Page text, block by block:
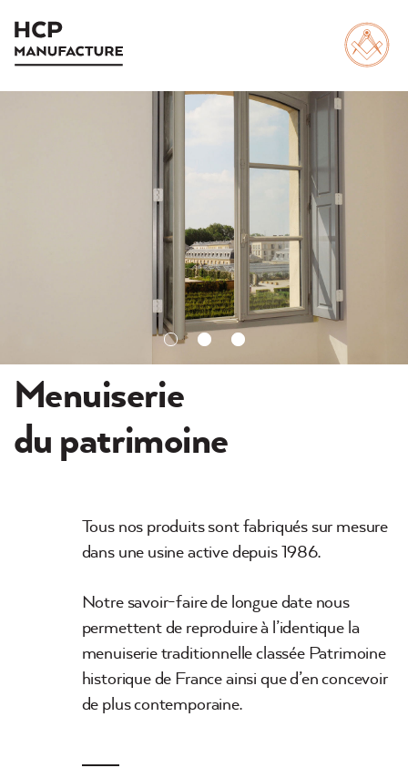
Menuiserie
du patrimoine
Tous nos produits sont fabriqués sur mesure
dans une usine active depuis 1986.
Notre savoir-faire de longue date nous
permettent de reproduire à l’identique la
menuiserie traditionnelle classée Patrimoine
historique de France ainsi que d’en concevoir
de plus contemporaine.